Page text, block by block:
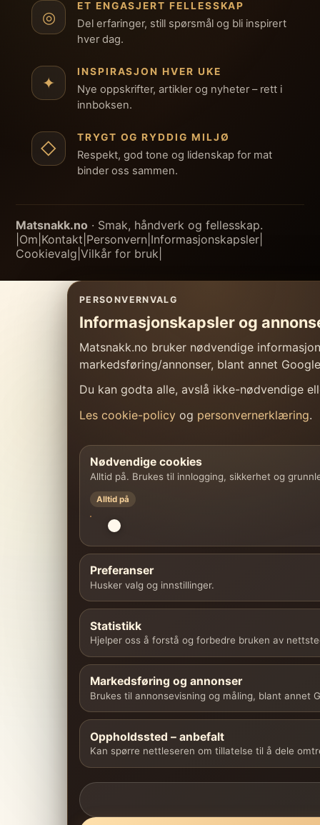
◎
ET ENGASJERT FELLESSKAP
Del erfaringer, still spørsmål og bli inspirert
hver dag.
✦
INSPIRASJON HVER UKE
Nye oppskrifter, artikler og nyheter – rett i
innboksen.
◇
TRYGT OG RYDDIG MILJØ
Respekt, god tone og lidenskap for mat
binder oss sammen.
Matsnakk.no · Smak, håndverk og fellesskap.
Om Kontakt Personvern Informasjonskapsler
Cookievalg Vilkår for bruk
PERSONVERNVALG
Informasjonskapsler og
Matsnakk.no bruker nødvendige
markedsføring/annonser, blant annet
Du kan godta alle, avslå ikke-nødvendige
Les cookie-policy og personvernerklæring.
Nødvendige cookies
Alltid på. Brukes til innlogging, sikkerhet og
Alltid på
Preferanser
Husker valg og innstillinger.
Statistikk
Hjelper oss å forstå og forbedre bruken av
Markedsføring og annonser
Brukes til annonsevisning og måling, blant annet
Oppholdssted – anbefalt
Kan spørre nettleseren om tillatelse til å dele